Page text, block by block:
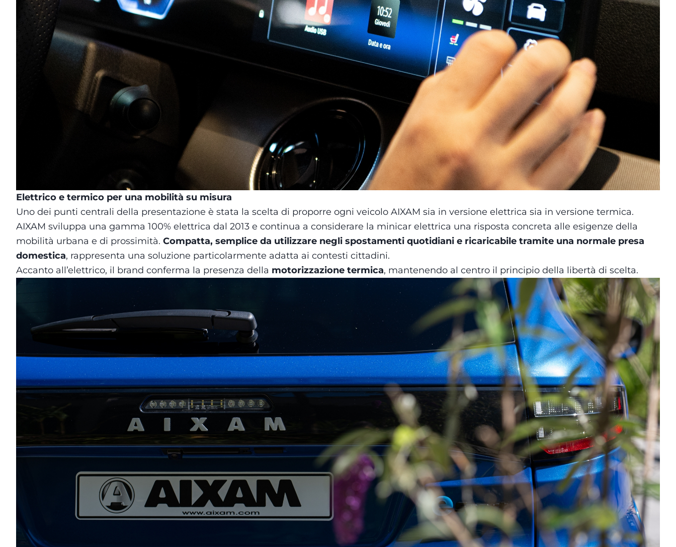
Elettrico e termico per una mobilità su misura
Uno dei punti centrali della presentazione è stata la scelta di proporre ogni veicolo AIXAM sia in versione elettrica sia in versione termica.
AIXAM sviluppa una gamma 100% elettrica dal 2013 e continua a considerare la minicar elettrica una risposta concreta alle esigenze della
mobilità urbana e di prossimità. Compatta, semplice da utilizzare negli spostamenti quotidiani e ricaricabile tramite una normale presa
domestica, rappresenta una soluzione particolarmente adatta ai contesti cittadini.
Accanto all’elettrico, il brand conferma la presenza della motorizzazione termica, mantenendo al centro il principio della libertà di scelta.